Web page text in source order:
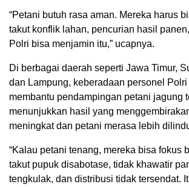
“Petani butuh rasa aman. Mereka harus
takut konflik lahan, pencurian hasil
Polri bisa menjamin itu,” ucapnya.
Di berbagai daerah seperti Jawa Timur,
dan Lampung, keberadaan personel
membantu pendampingan petani jagung
menunjukkan hasil yang
meningkat dan petani merasa lebih
“Kalau petani tenang, mereka bisa fokus
takut pupuk disabotase, tidak khawatir
tengkulak, dan distribusi tidak tersendat.